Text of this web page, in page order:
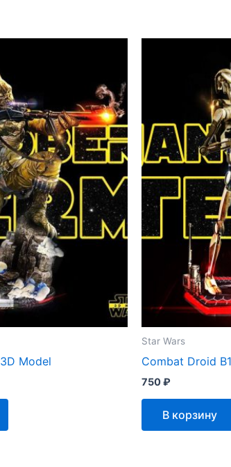
Model
Star Wars
Combat Droid
750₽
В корзину